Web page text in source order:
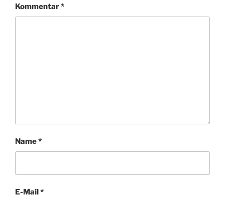
Kommentar*
Name*
E-Mail *